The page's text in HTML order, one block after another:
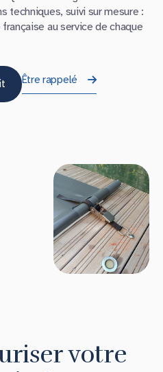
techniques, suivi sur mesure :
au service de chaque
Être rappelé
votre